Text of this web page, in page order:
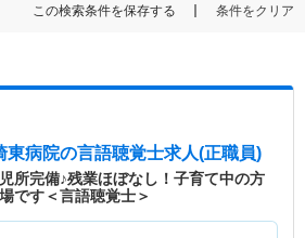
この検索条件を保存する 条件をクリア
東病院の言語聴覚士求人(正職員)
所完備♪残業ほぼなし！子育て中の方
です＜言語聴覚士＞